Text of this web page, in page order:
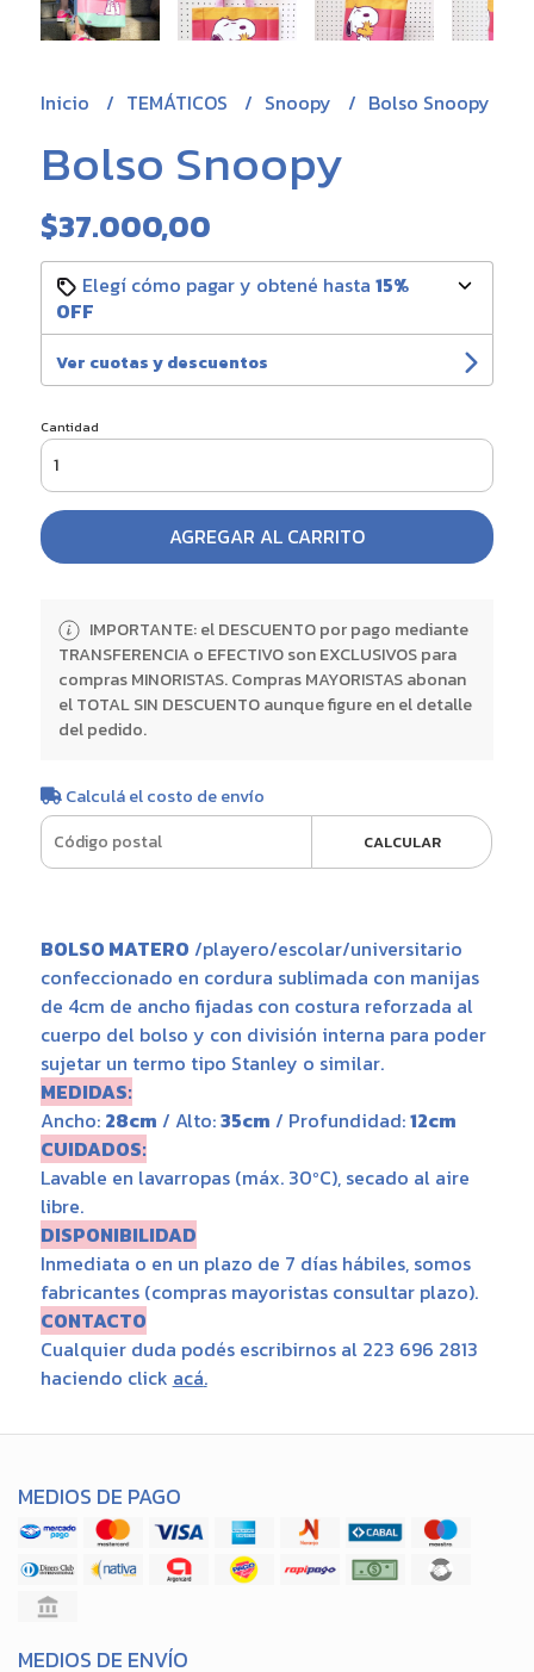
Inicio TEMÁTICOS Snoopy Bolso Snoopy
Bolso Snoopy
$37.000,00
Elegí cómo pagar y obtené hasta 15%
OFF
Ver cuotas y descuentos
Cantidad
AGREGAR AL CARRITO
IMPORTANTE: el DESCUENTO por pago mediante
TRANSFERENCIA o EFECTIVO son EXCLUSIVOS para
compras MINORISTAS. Compras MAYORISTAS abonan
el TOTAL SIN DESCUENTO aunque figure en el detalle
del pedido.
Calculá el costo de envío
CALCULAR
BOLSO MATERO /playero/escolar/universitario
confeccionado en cordura sublimada con manijas
de 4cm de ancho fijadas con costura reforzada al
cuerpo del bolso y con división interna para poder
sujetar un termo tipo Stanley o similar.
MEDIDAS:
Ancho: 28cm / Alto:35cm / Profundidad:12cm
CUIDADOS:
Lavable en lavarropas (máx. 30ºC), secado al aire
libre.
DISPONIBILIDAD
Inmediata o en un plazo de 7 días hábiles, somos
fabricantes (compras mayoristas consultar plazo).
CONTACTO
Cualquier duda podés escribirnos al 223 696 2813
haciendo click acá.
MEDIOS DE PAGO
MEDIOS DE ENVÍO